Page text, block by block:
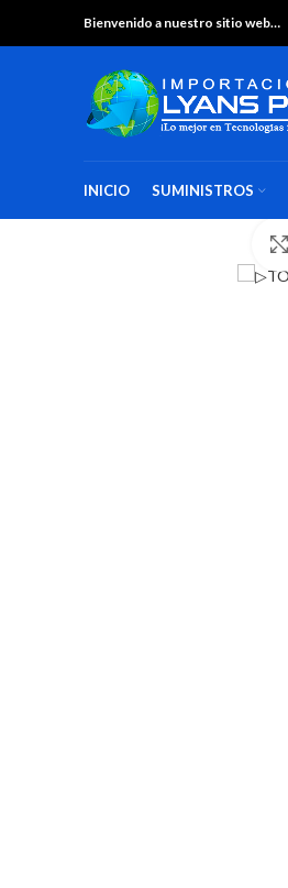
Bienvenido a nuestro sitio web…
INICIO SUMINISTROS